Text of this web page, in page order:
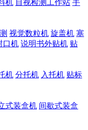
机 目视检测工作站 手
视觉数粒机 旋盖机 塞
口机 说明书外贴机 贴
机 分托机 入托机 贴标
式装盒机 间歇式装盒